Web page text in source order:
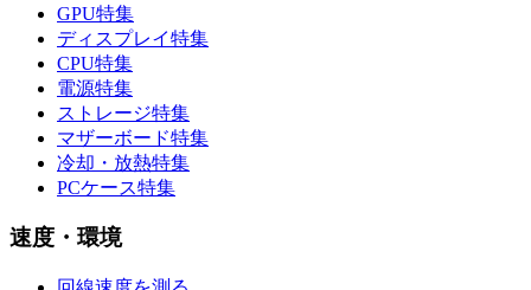
GPU特集
ディスプレイ特集
CPU特集
電源特集
ストレージ特集
マザーボード特集
冷却・放熱特集
PCケース特集
速度・環境